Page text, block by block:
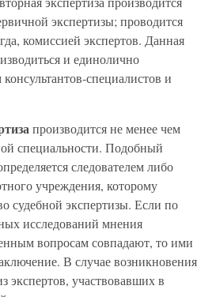
экспертизы; проводится
комиссией экспертов. Данная
и единолично
специалистов и
производится не менее чем
специальности. Подобный
следователем либо
учреждения, которому
судебной экспертизы. Если по
исследований мнения
вопросам совпадают, то ими
В случае возникновения
экспертов, участвовавших в